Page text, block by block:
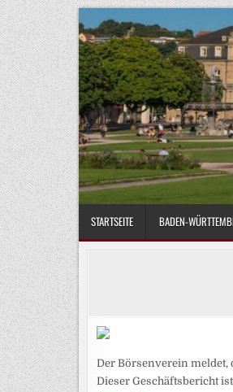
Skip
to
content
STARTSEITE BADEN-
Der Börsenverein meldet,
Dieser Geschäftsbericht